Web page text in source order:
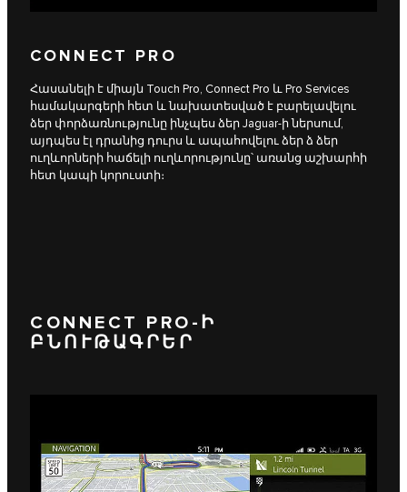
CONNECT PRO
Հասանելի է միայն Touch Pro, Connect Pro և Pro Services
համակարգերի հետ և նախատեսված է բարելավելու
ձեր փորձառնությունը ինչպես ձեր Jaguar-ի ներսում,
այդպես էլ դրանից դուրս և ապահովելու ձեր ձ ձեր
ուղևորների հաճելի ուղևորությունը՝ առանց աշխարհի
հետ կապի կորուստի։
CONNECT PRO-Ի
ԲՆՈՒԹԱԳՐԵՐ